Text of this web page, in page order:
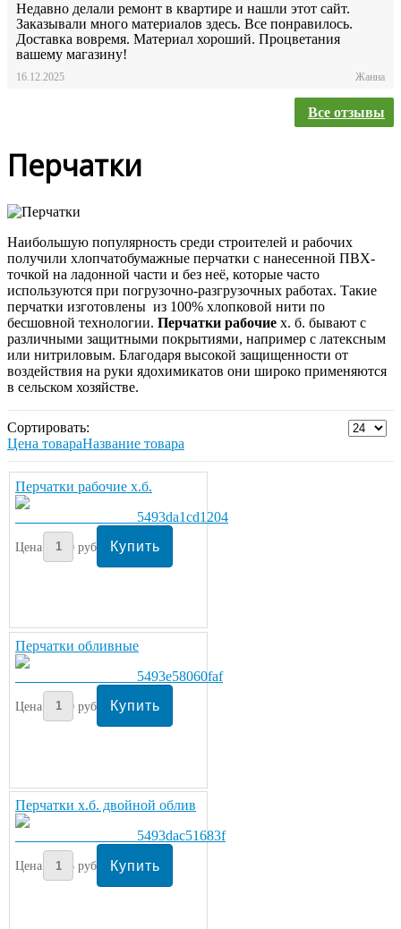
Недавно делали ремонт в квартире и нашли этот сайт.
Заказывали много материалов здесь. Все понравилось.
Доставка вовремя. Материал хороший. Процветания
вашему магазину!
Жанна
16.12.2025
Все отзывы
Перчатки
Наибольшую популярность среди строителей и рабочих
получили хлопчатобумажные перчатки с нанесенной ПВХ-
точкой на ладонной части и без неё, которые часто
используются при погрузочно-разгрузочных работах. Такие
перчатки изготовлены из 100% хлопковой нити по
бесшовной технологии. Перчатки рабочие х. б. бывают с
различными защитными покрытиями, например с латексным
или нитриловым. Благодаря высокой защищенности от
воздействия на руки ядохимикатов они широко применяются
в сельском хозяйстве.
Сортировать:
Цена товараНазвание товара
Перчатки рабочие х.б.
Цена: 20руб/пара
Перчатки обливные
Цена: 30руб/пара
Перчатки х.б. двойной облив
Цена: 35руб/пара